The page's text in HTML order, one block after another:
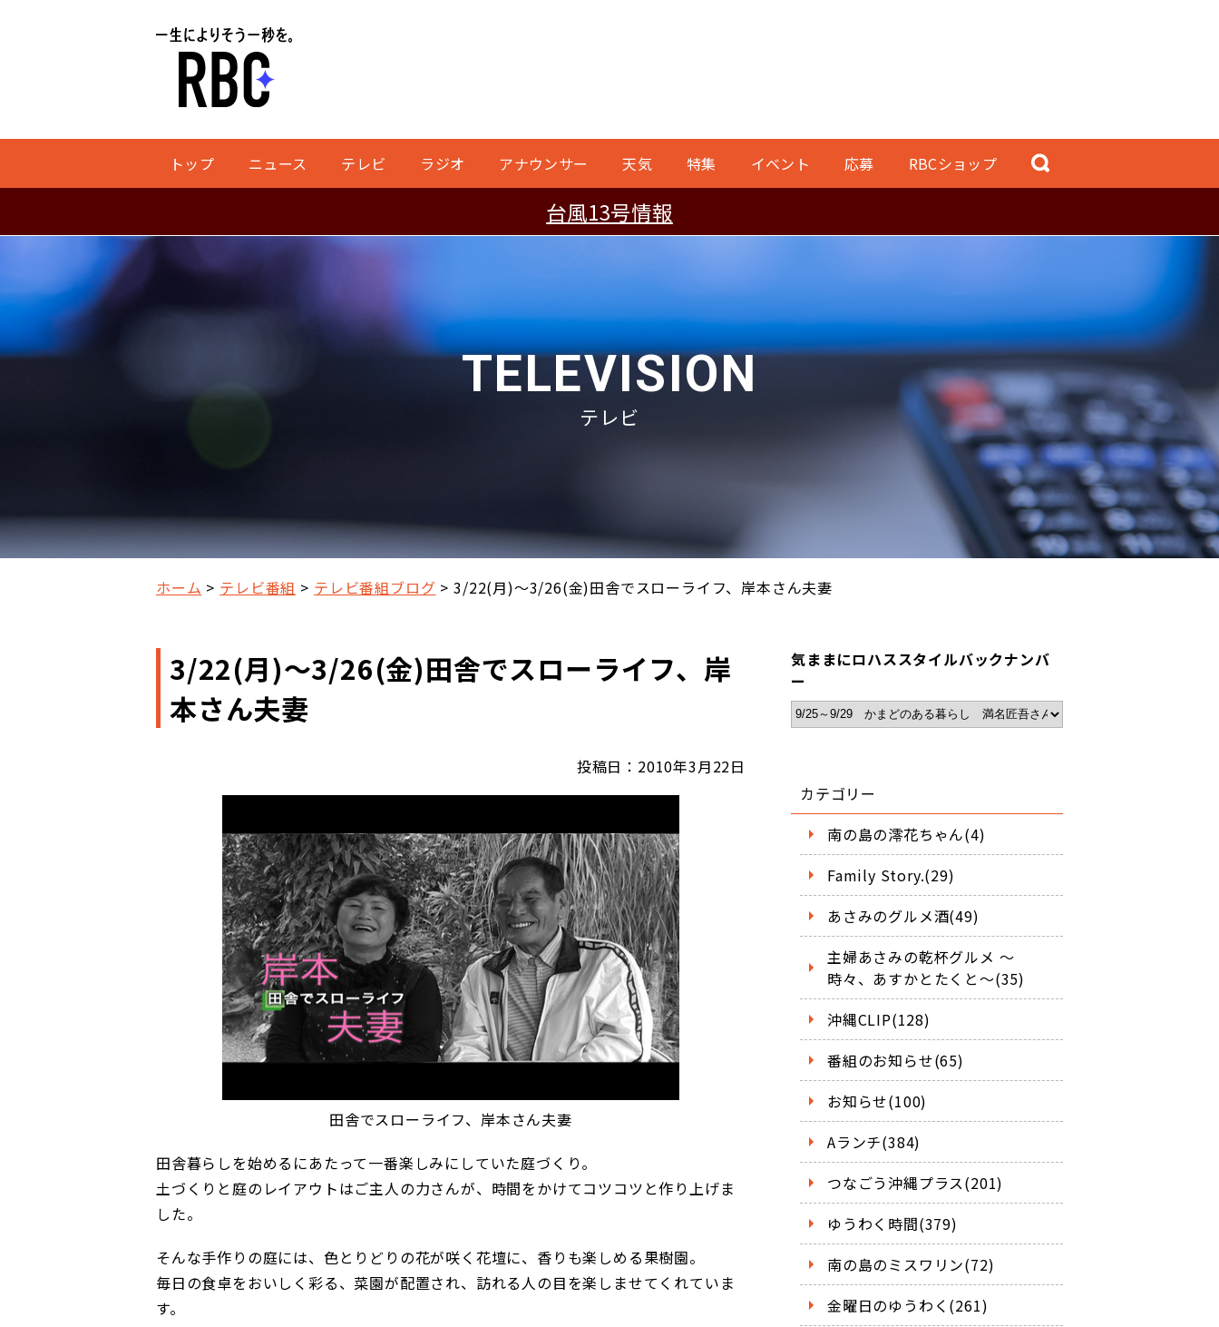
トップ ニュース テレビ ラジオ アナウンサー 天気 特集 イベント 応募 RBCショップ
台風13号情報
TELEVISION
テレビ
ホーム テレビ番組 テレビ番組ブログ 3/22(月)～3/26(金)田舎でスローライフ、岸本さん夫妻
3/22(月)～3/26(金)田舎でスローライフ、岸
本さん夫妻
投稿日：2010年3月22日
田舎でスローライフ、岸本さん夫妻
田舎暮らしを始めるにあたって一番楽しみにしていた庭づくり。
土づくりと庭のレイアウトはご主人の力さんが、時間をかけてコツコツと作り上げま
した。
そんな手作りの庭には、色とりどりの花が咲く花壇に、香りも楽しめる果樹園。
毎日の食卓をおいしく彩る、菜園が配置され、訪れる人の目を楽しませてくれていま
す。
気ままにロハススタイルバックナンバ
ー
カテゴリー
南の島の澪花ちゃん(4)
Family Story.(29)
あさみのグルメ酒(49)
主婦あさみの乾杯グルメ ～
時々、あすかとたくと～(35)
沖縄CLIP(128)
番組のお知らせ(65)
お知らせ(100)
Aランチ(384)
つなごう沖縄プラス(201)
ゆうわく時間(379)
南の島のミスワリン(72)
金曜日のゆうわく(261)